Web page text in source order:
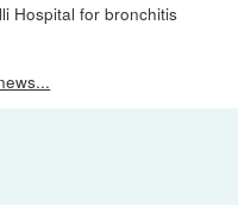
Hospital for bronchitis